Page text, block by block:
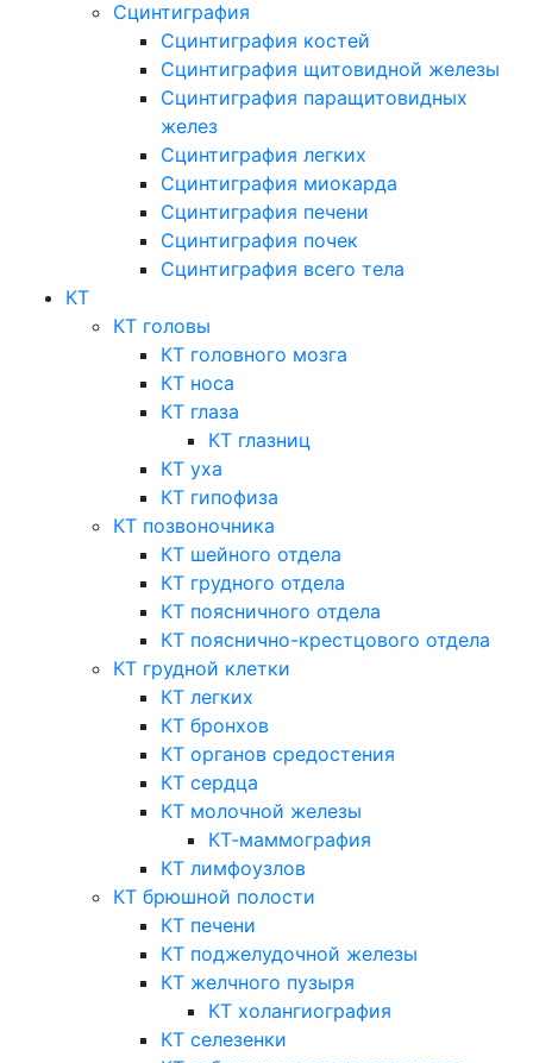
Сцинтиграфия
Сцинтиграфия костей
Сцинтиграфия щитовидной железы
Сцинтиграфия паращитовидных
желез
Сцинтиграфия легких
Сцинтиграфия миокарда
Сцинтиграфия печени
Сцинтиграфия почек
Сцинтиграфия всего тела
КТ
КТ головы
КТ головного мозга
КТ носа
КТ глаза
КТ глазниц
КТ уха
КТ гипофиза
КТ позвоночника
КТ шейного отдела
КТ грудного отдела
КТ поясничного отдела
КТ пояснично-крестцового отдела
КТ грудной клетки
КТ легких
КТ бронхов
КТ органов средостения
КТ сердца
КТ молочной железы
КТ-маммография
КТ лимфоузлов
КТ брюшной полости
КТ печени
КТ поджелудочной железы
КТ желчного пузыря
КТ холангиография
КТ селезенки